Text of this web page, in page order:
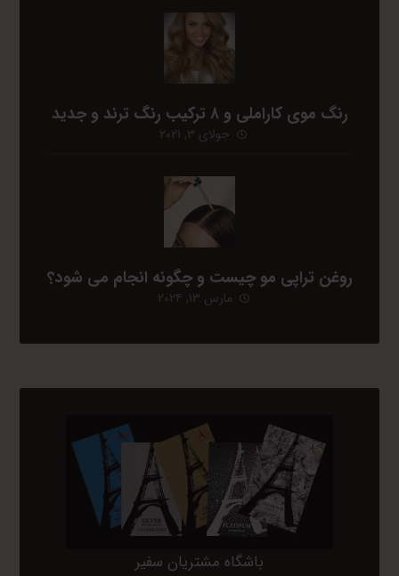
رنگ موی کاراملی و ۸ ترکیب رنگ ترند و جدید
جولای ۳, ۲۰۲۱
روغن تراپی مو چیست و چگونه انجام می شود؟
مارس ۱۳, ۲۰۲۴
باشگاه مشتریان سفیر